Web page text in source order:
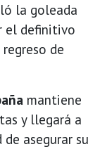
la goleada
el definitivo
de
mantiene
y llegará a
asegurar su